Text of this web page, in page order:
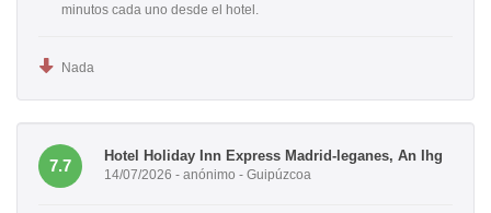
minutos cada uno desde el hotel.
Nada
7.7
Hotel Holiday Inn Express Madrid-leganes, An Ihg
14/07/2026 - anónimo - Guipúzcoa